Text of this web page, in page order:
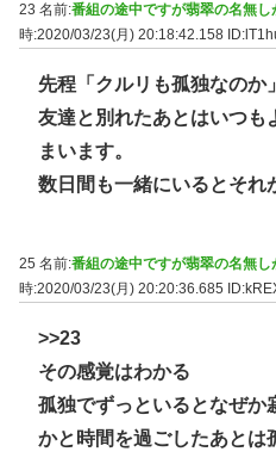
23 名前:番組の途中ですが翡翠の名無し
時:2020/03/23(月) 20:18:42.158
先程「クルリも孤独なのか
友達と別れたあとはいつも
まいます。
数日間も一緒にいるとそれ
25 名前:番組の途中ですが翡翠の名無し
時:2020/03/23(月) 20:20:36.685
>>23
その感覚はわかる
孤独でずっといるとなぜか
かと時間を過ごしたあとは